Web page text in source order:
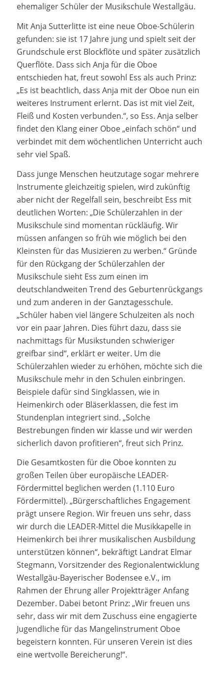
ehemaliger Schüler der Musikschule Westallgäu.
Mit Anja Sutterlitte ist eine neue Oboe-Schülerin
gefunden: sie ist 17 Jahre jung und spielt seit der
Grundschule erst Blockflöte und später zusätzlich
Querflöte. Dass sich Anja für die Oboe
entschieden hat, freut sowohl Ess als auch Prinz:
„Es ist beachtlich, dass Anja mit der Oboe nun ein
weiteres Instrument erlernt. Das ist mit viel Zeit,
Fleiß und Kosten verbunden.“, so Ess. Anja selber
findet den Klang einer Oboe „einfach schön“ und
verbindet mit dem wöchentlichen Unterricht auch
sehr viel Spaß.
Dass junge Menschen heutzutage sogar mehrere
Instrumente gleichzeitig spielen, wird zukünftig
aber nicht der Regelfall sein, beschreibt Ess mit
deutlichen Worten: „Die Schülerzahlen in der
Musikschule sind momentan rückläufig. Wir
müssen anfangen so früh wie möglich bei den
Kleinsten für das Musizieren zu werben.“ Gründe
für den Rückgang der Schülerzahlen der
Musikschule sieht Ess zum einen im
deutschlandweiten Trend des Geburtenrückgangs
und zum anderen in der Ganztagesschule.
„Schüler haben viel längere Schulzeiten als noch
vor ein paar Jahren. Dies führt dazu, dass sie
nachmittags für Musikstunden schwieriger
greifbar sind“, erklärt er weiter. Um die
Schülerzahlen wieder zu erhöhen, möchte sich die
Musikschule mehr in den Schulen einbringen.
Beispiele dafür sind Singklassen, wie in
Heimenkirch oder Bläserklassen, die fest im
Stundenplan integriert sind. „Solche
Bestrebungen finden wir klasse und wir werden
sicherlich davon profitieren“, freut sich Prinz.
Die Gesamtkosten für die Oboe konnten zu
großen Teilen über europäische LEADER-
Fördermittel beglichen werden (1.110 Euro
Fördermittel). „Bürgerschaftliches Engagement
prägt unsere Region. Wir freuen uns sehr, dass
wir durch die LEADER-Mittel die Musikkapelle in
Heimenkirch bei ihrer musikalischen Ausbildung
unterstützen können“, bekräftigt Landrat Elmar
Stegmann, Vorsitzender des Regionalentwicklung
Westallgäu-Bayerischer Bodensee e.V., im
Rahmen der Ehrung aller Projektträger Anfang
Dezember. Dabei betont Prinz: „Wir freuen uns
sehr, dass wir mit dem Zuschuss eine engagierte
Jugendliche für das Mangelinstrument Oboe
begeistern konnten. Für unseren Verein ist dies
eine wertvolle Bereicherung!“.